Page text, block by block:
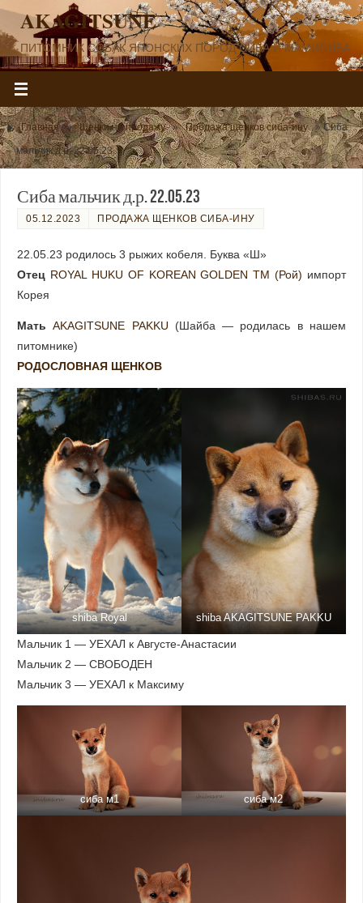
AKAGITSUNE
ПИТОМНИК СОБАК ЯПОНСКИХ ПОРОД СИБА И МАМИСИБА
Главная » Щенки на продажу » Продажа щенков сиба-ину »Сиба
мальчик д.р. 22.05.23
Сиба мальчик д.р. 22.05.23
05.12.2023 ПРОДАЖА ЩЕНКОВ СИБА-ИНУ
22.05.23 родилось 3 рыжих кобеля. Буква «Ш»
Отец ROYAL HUKU OF KOREAN GOLDEN TM (Рой) импорт
Корея
Мать AKAGITSUNE PAKKU (Шайба — родилась в нашем
питомнике)
РОДОСЛОВНАЯ ЩЕНКОВ
shiba Royal shiba AKAGITSUNE PAKKU
Мальчик 1 — УЕХАЛ к Августе-Анастасии
Мальчик 2 — СВОБОДЕН
Мальчик 3 — УЕХАЛ к Максиму
сиба м1 сиба м2